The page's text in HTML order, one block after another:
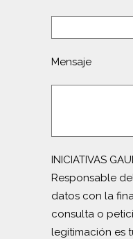
Mensaje
INICIATIVAS
Responsable
datos con la
consulta o
legitimación es